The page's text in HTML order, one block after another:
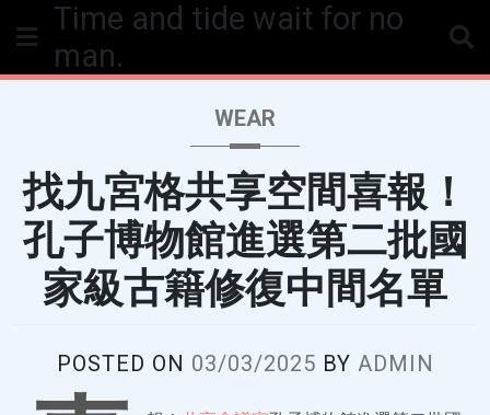
Time and tide wait for no
man.
WEAR
找九宮格共享空間喜報！
孔子博物館進選第二批國
家級古籍修復中間名單
POSTED ON 03/03/2025 BY ADMIN